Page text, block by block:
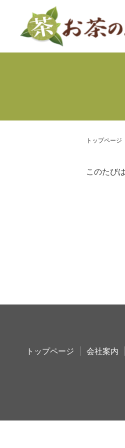
トップページ
このたび
トップページ 会社案内